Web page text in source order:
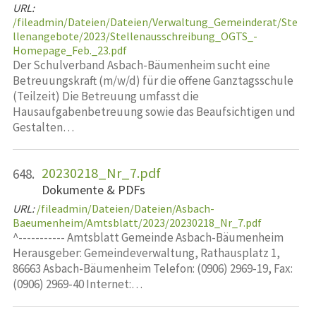
URL:
/fileadmin/Dateien/Dateien/Verwaltung_Gemeinderat/Ste
llenangebote/2023/Stellenausschreibung_OGTS_-
Homepage_Feb._23.pdf
Der Schulverband Asbach-Bäumenheim sucht eine
Betreuungskraft (m/w/d) für die offene Ganztagsschule
(Teilzeit) Die Betreuung umfasst die
Hausaufgabenbetreuung sowie das Beaufsichtigen und
Gestalten…
648. 20230218_Nr_7.pdf
Dokumente & PDFs
URL: /fileadmin/Dateien/Dateien/Asbach-
Baeumenheim/Amtsblatt/2023/20230218_Nr_7.pdf
^----------- Amtsblatt Gemeinde Asbach-Bäumenheim
Herausgeber: Gemeindeverwaltung, Rathausplatz 1,
86663 Asbach-Bäumenheim Telefon: (0906) 2969-19, Fax:
(0906) 2969-40 Internet:…